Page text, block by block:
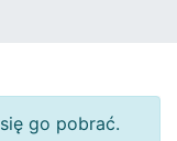
go pobrać.